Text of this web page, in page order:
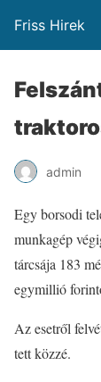
Friss Hirek
admin
Egy borsodi
munkagép
tárcsája 183
egymillió
Az esetről
tett közzé.